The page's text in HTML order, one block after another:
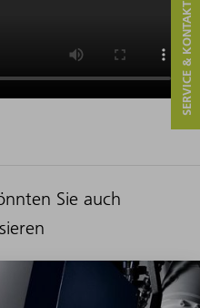
Sie auch
SERVICE & KONTAKT